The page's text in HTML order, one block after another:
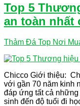
Top 5
an toàn nhất
Thảm Đá Top Nơi
Chicco Giới thiệu:
với gần 70 năm kinh
đáp ứng tất cả
sinh đến độ tuổi đi